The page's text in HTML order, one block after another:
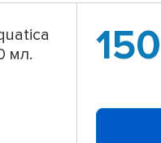
мл.
150